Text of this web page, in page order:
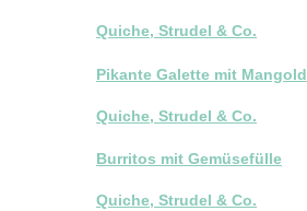
Quiche, Strudel & Co.
Pikante Galette mit Mangold
Quiche, Strudel & Co.
Burritos mit Gemüsefülle
Quiche, Strudel & Co.